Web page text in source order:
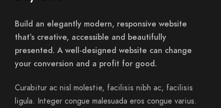
Build an elegantly modern, responsive website
that’s creative, accessible and beautifully
presented. A well-designed website can change
your conversion and a profit for good.
Curabitur ac nisl molestie, facilisis nibh ac, facilisis
ligula. Integer congue malesuada eros congue varius.